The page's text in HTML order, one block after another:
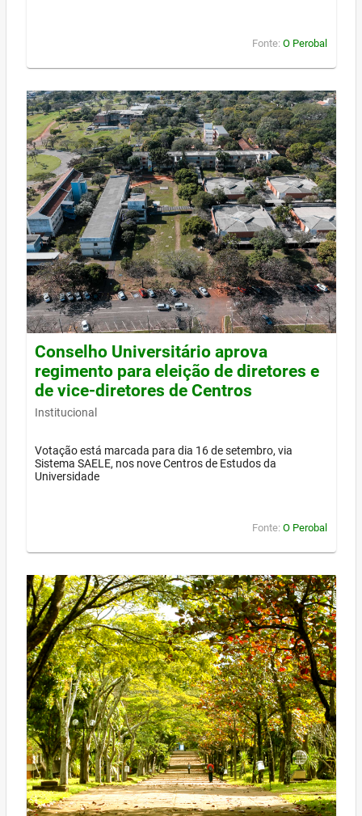
Fonte: O Perobal
Conselho Universitário aprova
regimento para eleição de diretores e
de vice-diretores de Centros
Institucional
Votação está marcada para dia 16 de setembro, via
Sistema SAELE, nos nove Centros de Estudos da
Universidade
Fonte: O Perobal